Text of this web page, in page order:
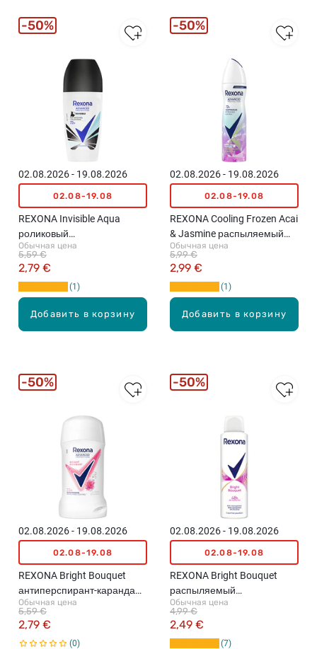
Добавить в корзину
02.08.2026 - 19.08.2026
02.08-19.08
REXONA Invisible Aqua
роликовый
антиперспирант, 50мл
Обычная цена
2,79 €
5,59 €
1
50%
Добавить в корзину
02.08.2026 - 19.08.2026
02.08-19.08
REXONA Cooling Frozen Acai
& Jasmine распыляемый
антиперспирант, 150мл
Обычная цена
2,99 €
5,99 €
1
50%
02.08.2026 - 19.08.2026
02.08-19.08
REXONA Bright Bouquet
антиперспирант-карандаш,
50мл
Обычная цена
2,79 €
5,59 €
0
50%
02.08.2026 - 19.08.2026
02.08-19.08
REXONA Bright Bouquet
распыляемый
антиперспирант, 150мл
Обычная цена
2,49 €
4,99 €
7
50%